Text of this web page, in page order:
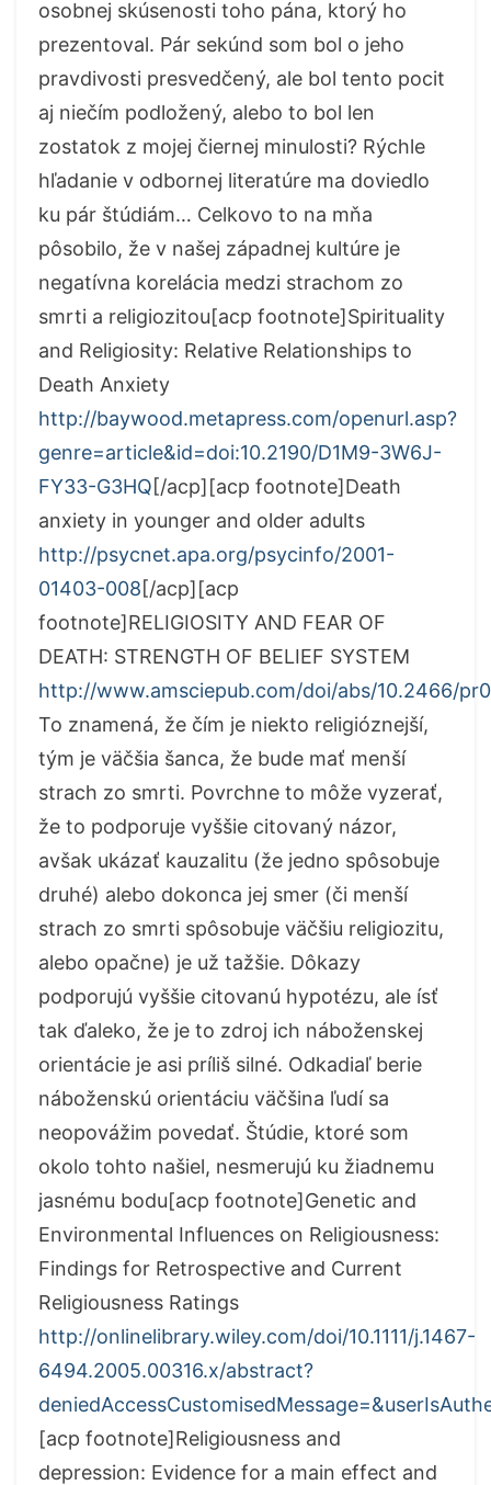
osobnej skúsenosti toho pána, ktorý ho
prezentoval. Pár sekúnd som bol o jeho
pravdivosti presvedčený, ale bol tento pocit
aj niečím podložený, alebo to bol len
zostatok z mojej čiernej minulosti? Rýchle
hľadanie v odbornej literatúre ma doviedlo
ku pár štúdiám… Celkovo to na mňa
pôsobilo, že v našej západnej kultúre je
negatívna korelácia medzi strachom zo
smrti a religiozitou[acp footnote]Spirituality
and Religiosity: Relative Relationships to
Death Anxiety
http://baywood.metapress.com/openurl.asp?
genre=article&id=doi:10.2190/D1M9-3W6J-
FY33-G3HQ[/acp][acp footnote]Death
anxiety in younger and older adults
http://psycnet.apa.org/psycinfo/2001-
01403-008[/acp][acp
footnote]RELIGIOSITY AND FEAR OF
DEATH: STRENGTH OF BELIEF SYSTEM
http://www.amsciepub.com/doi/abs/10.2466/
To znamená, že čím je niekto religióznejší,
tým je väčšia šanca, že bude mať menší
strach zo smrti. Povrchne to môže vyzerať,
že to podporuje vyššie citovaný názor,
avšak ukázať kauzalitu (že jedno spôsobuje
druhé) alebo dokonca jej smer (či menší
strach zo smrti spôsobuje väčšiu religiozitu,
alebo opačne) je už tažšie. Dôkazy
podporujú vyššie citovanú hypotézu, ale ísť
tak ďaleko, že je to zdroj ich náboženskej
orientácie je asi príliš silné. Odkadiaľ berie
náboženskú orientáciu väčšina ľudí sa
neopovážim povedať. Štúdie, ktoré som
okolo tohto našiel, nesmerujú ku žiadnemu
jasnému bodu[acp footnote]Genetic and
Environmental Influences on Religiousness:
Findings for Retrospective and Current
Religiousness Ratings
http://onlinelibrary.wiley.com/doi/10.1111/j.1467-
6494.2005.00316.x/abstract?
[acp footnote]Religiousness and
depression: Evidence for a main effect and